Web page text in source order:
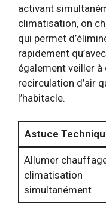
activant
climatisation, on
qui permet
rapidement
également veiller
recirculation d’air
l’habitacle.
Astuce
Allumer
climatisation
simultanément